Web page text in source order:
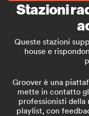
Stazioni
Queste stazioni
house e
Groover è una
mette in contatto
professionisti della
playlist, con